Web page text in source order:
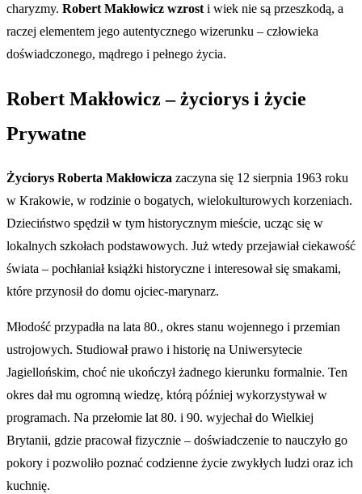
charyzmy. Robert Makłowicz wzrost i wiek nie są przeszkodą, a
raczej elementem jego autentycznego wizerunku – człowieka
doświadczonego, mądrego i pełnego życia.
Robert Makłowicz – życiorys i życie
Prywatne
Życiorys Roberta Makłowicza zaczyna się 12 sierpnia 1963 roku
w Krakowie, w rodzinie o bogatych, wielokulturowych korzeniach.
Dzieciństwo spędził w tym historycznym mieście, ucząc się w
lokalnych szkołach podstawowych. Już wtedy przejawiał ciekawość
świata – pochłaniał książki historyczne i interesował się smakami,
które przynosił do domu ojciec-marynarz.
Młodość przypadła na lata 80., okres stanu wojennego i przemian
ustrojowych. Studiował prawo i historię na Uniwersytecie
Jagiellońskim, choć nie ukończył żadnego kierunku formalnie. Ten
okres dał mu ogromną wiedzę, którą później wykorzystywał w
programach. Na przełomie lat 80. i 90. wyjechał do Wielkiej
Brytanii, gdzie pracował fizycznie – doświadczenie to nauczyło go
pokory i pozwoliło poznać codzienne życie zwykłych ludzi oraz ich
kuchnię.